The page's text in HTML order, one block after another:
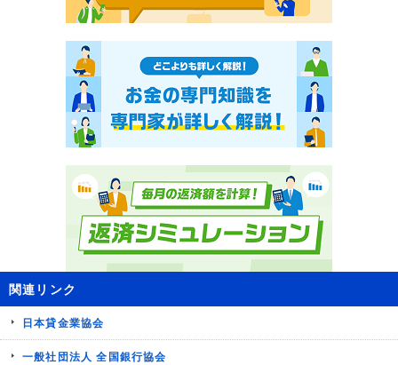
関連リンク
日本貸金業協会
一般社団法人 全国銀行協会